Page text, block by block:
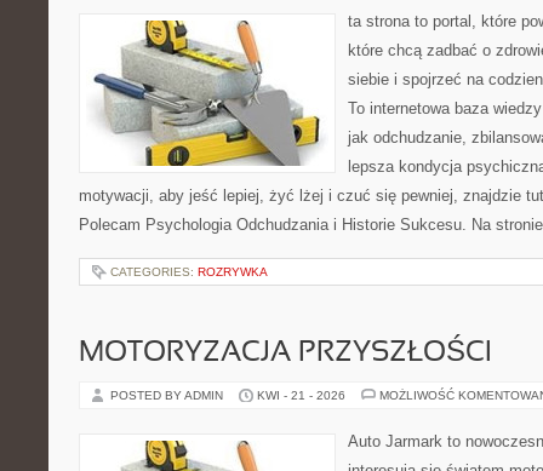
ta strona to portal, które
które chcą zadbać o
siebie i spojrzeć na
To internetowa baza
jak odchudzanie,
lepsza kondycja
motywacji, aby jeść lepiej, żyć lżej i czuć się pewniej, znajdzie
Polecam Psychologia Odchudzania i Historie Sukcesu. Na
CATEGORIES: ROZRYWKA
MOTORYZACJA PRZYSZŁOŚCI
POSTED BY ADMIN KWI - 21 - 2026 MOŻLIWOŚĆ
Auto Jarmark to